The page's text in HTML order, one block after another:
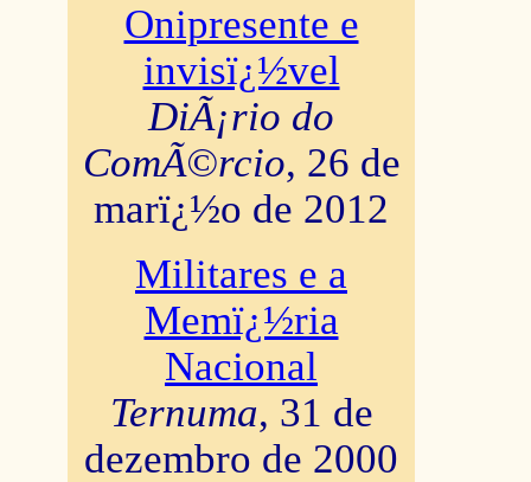
Onipresente e
invisï¿½vel
DiÃ¡rio do
ComÃ©rcio, 26 de
marï¿½o de 2012
Militares e a
Memï¿½ria
Nacional
Ternuma, 31 de
dezembro de 2000